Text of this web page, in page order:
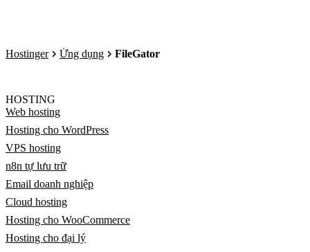
Hostinger Ứng dụng FileGator
HOSTING
Web hosting
Hosting cho WordPress
VPS hosting
n8n tự lưu trữ
Email doanh nghiệp
Cloud hosting
Hosting cho WooCommerce
Hosting cho đại lý